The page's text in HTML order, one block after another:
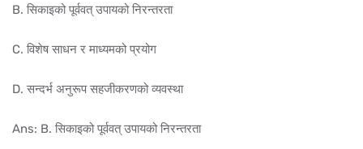
B. सिकाइको पूर्ववत् उपायको निरन्तरता
C. विशेष साधन र माध्यमको प्रयोग
D. सन्दर्भ अनुरूप सहजीकरणको व्यवस्था
Ans: B. सिकाइको पूर्ववत् उपायको निरन्तरता